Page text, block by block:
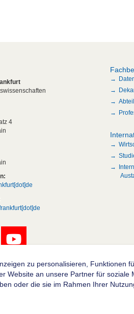
4
Frankfurt am Main
zu personalisieren,
Website an unsere Partner für
oder die sie im Rahmen Ihrer